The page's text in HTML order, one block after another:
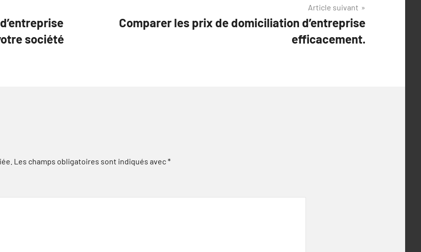
société
Article suivant
Comparer les prix de domiciliation d’entreprise
efficacement.
Les champs obligatoires sont indiqués avec*